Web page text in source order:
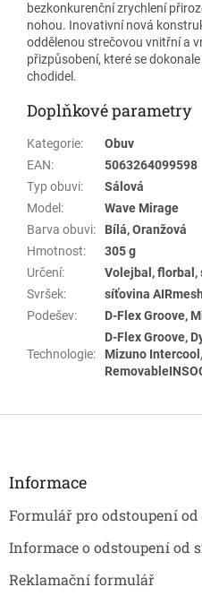
bezkonkurenční zrychlení
nohou. Inovativní nová
oddělenou strečovou vnitřní a
přizpůsobení, které se
chodidel.
Doplňkové parametry
Kategorie:
Obuv
EAN:
5063264099598
Typ obuvi:
Sálová
Model :
Wave Mirage
Barva obuvi:
Bílá, Oranžová
Hmotnost:
305 g
Určení:
Volejbal, florbal,
Svršek:
síťovina AIRmesh
Podešev: D-Flex Groove,
Technologie:
D-Flex Groove,
Mizuno
Z
Informace
Formulář pro odstoupení
Informace o odstoupení od
Reklamační formulář